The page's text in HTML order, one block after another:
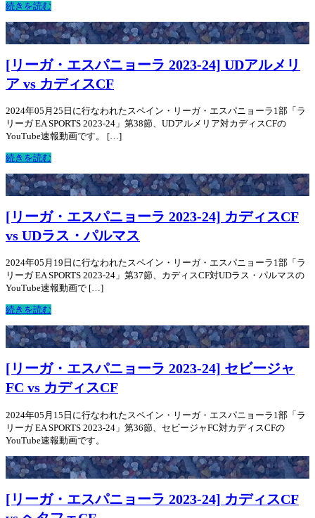
続きを読む
[リーガ・エスパニョーラ 2023-24] UDアルメリ
ア vs カディスCF
2024年05月25日に行なわれたスペイン・リーガ・エスパニョーラ1部「ラ
リーガ EA SPORTS 2023-24」第38節、UDアルメリア対カディスCFの
YouTube速報動画です。 […]
続きを読む
[リーガ・エスパニョーラ 2023-24] カディスCF
vs UDラス・パルマス
2024年05月19日に行なわれたスペイン・リーガ・エスパニョーラ1部「ラ
リーガ EA SPORTS 2023-24」第37節、カディスCF対UDラス・パルマスの
YouTube速報動画で […]
続きを読む
[リーガ・エスパニョーラ 2023-24] セビージャ
FC vs カディスCF
2024年05月15日に行なわれたスペイン・リーガ・エスパニョーラ1部「ラ
リーガ EA SPORTS 2023-24」第36節、セビージャFC対カディスCFの
YouTube速報動画です。
[リーガ・エスパニョーラ 2023-24] カディスCF